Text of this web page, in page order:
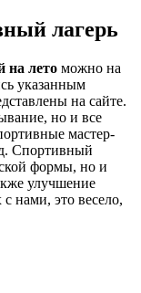
лагерь
на лето можно на
указанным
на сайте.
но и все
мастер-
Спортивный
формы, но и
улучшение
нами, это весело,